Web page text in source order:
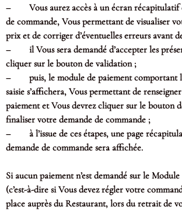
– Vous aurez accès à un écran récapitulatif
de commande, Vous permettant de visualiser
prix et de corriger d’éventuelles erreurs avant
– il Vous sera demandé d’accepter les
cliquer sur le bouton de validation ;
– puis, le module de paiement comportant
saisie s’affichera, Vous permettant de
paiement et Vous devrez cliquer sur le bouton
finaliser votre demande de commande ;
– à l’issue de ces étapes, une page
demande de commande sera affichée.
Si aucun paiement n’est demandé sur le
(c’est-à-dire si Vous devez régler votre
place auprès du Restaurant, lors du retrait de